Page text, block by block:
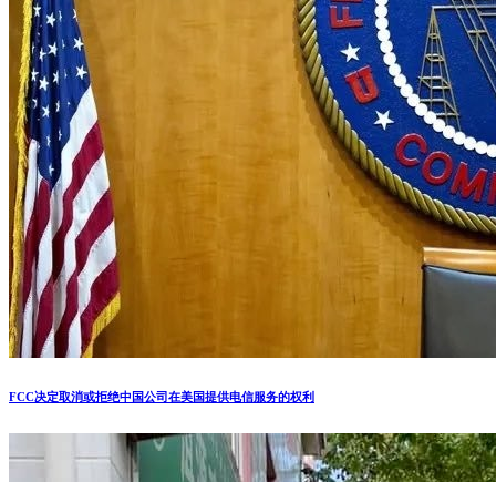
FCC决定取消或拒绝中国公司在美国提供电信服务的权利